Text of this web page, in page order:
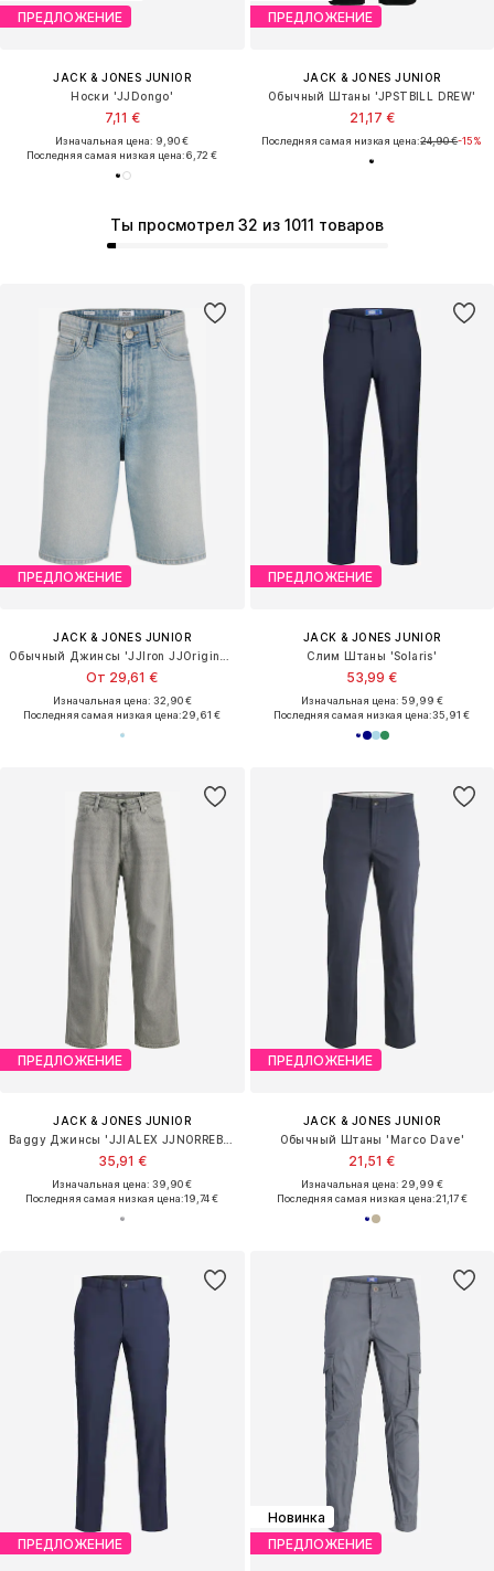
ПРЕДЛОЖЕНИЕ
JACK & JONES JUNIOR
Носки 'JJDongo'
7,11 €
Изначальная цена: 9,90 €
Последняя самая низкая цена:6,72 €
ПРЕДЛОЖЕНИЕ
JACK & JONES JUNIOR
Обычный Штаны 'JPSTBILL DREW'
21,17 €
Последняя самая низкая цена:24,90 €-15%
Ты просмотрел 32 из 1011 товаров
ПРЕДЛОЖЕНИЕ
JACK & JONES JUNIOR
От 29,61 €
Изначальная цена: 32,90 €
Последняя самая низкая цена:29,61 €
ПРЕДЛОЖЕНИЕ
JACK & JONES JUNIOR
Слим Штаны 'Solaris'
53,99 €
Изначальная цена: 59,99 €
Последняя самая низкая цена:35,91 €
ПРЕДЛОЖЕНИЕ
JACK & JONES JUNIOR
35,91 €
Изначальная цена: 39,90 €
Последняя самая низкая цена:19,74 €
ПРЕДЛОЖЕНИЕ
JACK & JONES JUNIOR
Обычный Штаны 'Marco Dave'
21,51 €
Изначальная цена: 29,99 €
Последняя самая низкая цена:21,17 €
ПРЕДЛОЖЕНИЕ
Новинка
ПРЕДЛОЖЕНИЕ